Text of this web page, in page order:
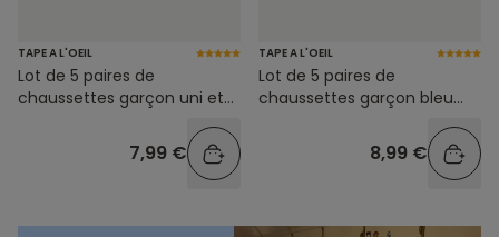
TAPE A L'OEIL
Lot de 5 paires de
chaussettes garçon uni et
7,99 €
TAPE A L'OEIL
Lot de 5 paires de
chaussettes garçon bleu
8,99 €